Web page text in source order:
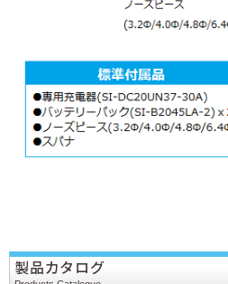
製品カタログ